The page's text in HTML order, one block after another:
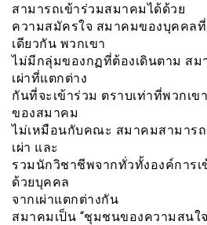
สามารถเข้าร่วมสมาคมได้ด้วย
ความสมัครใจ สมาคมของบุคคล
เดียวกัน พวกเขา
ไม่มีกลุ่มของกฏที่ต้องเดินตาม ส
เผ่าที่แตกต่าง
กันที่จะเข้าร่วม ตราบเท่าที่พวกเ
ของสมาคม
ไม่เหมือนกับคณะ สมาคมสามาร
เผ่า และ
รวมนักวิชาชีพจากทั่วทั้งองค์การ
ด้วยบุคคล
จากเผ่าแตกต่างกัน
สมาคมเป็น “ชุมชนของความสนใ